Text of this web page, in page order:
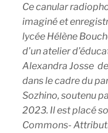
Ce canular
imaginé et
lycée Hélène
d’un atelier
Alexandra Josse
dans le cadre du
Sozhino, soutenu
2023. Il est placé
Commons-